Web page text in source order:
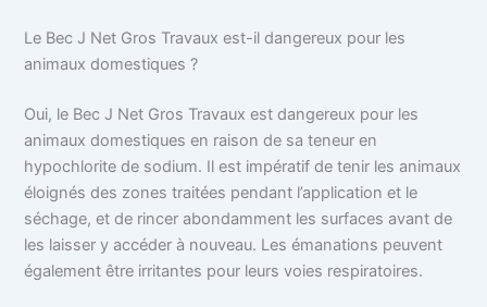
Le Bec J Net Gros Travaux est-il dangereux pour les
animaux domestiques ?
Oui, le Bec J Net Gros Travaux est dangereux pour les
animaux domestiques en raison de sa teneur en
hypochlorite de sodium. Il est impératif de tenir les animaux
éloignés des zones traitées pendant l’application et le
séchage, et de rincer abondamment les surfaces avant de
les laisser y accéder à nouveau. Les émanations peuvent
également être irritantes pour leurs voies respiratoires.